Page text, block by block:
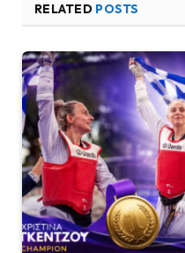
RELATED POSTS